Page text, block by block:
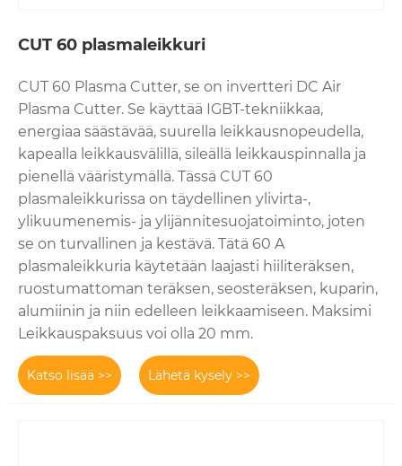
CUT 60 plasmaleikkuri
CUT 60 Plasma Cutter, se on invertteri DC Air
Plasma Cutter. Se käyttää IGBT-tekniikkaa,
energiaa säästävää, suurella leikkausnopeudella,
kapealla leikkausvälillä, sileällä leikkauspinnalla ja
pienellä vääristymällä. Tässä CUT 60
plasmaleikkurissa on täydellinen ylivirta-,
ylikuumenemis- ja ylijännitesuojatoiminto, joten
se on turvallinen ja kestävä. Tätä 60 A
plasmaleikkuria käytetään laajasti hiiliteräksen,
ruostumattoman teräksen, seosteräksen, kuparin,
alumiinin ja niin edelleen leikkaamiseen. Maksimi
Leikkauspaksuus voi olla 20 mm.
Katso lisää >> Lähetä kysely >>